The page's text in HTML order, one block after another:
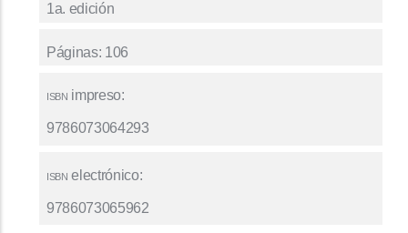
1a. edición
Páginas 106
isbn impreso
9786073064293
isbn electrónico
9786073065962